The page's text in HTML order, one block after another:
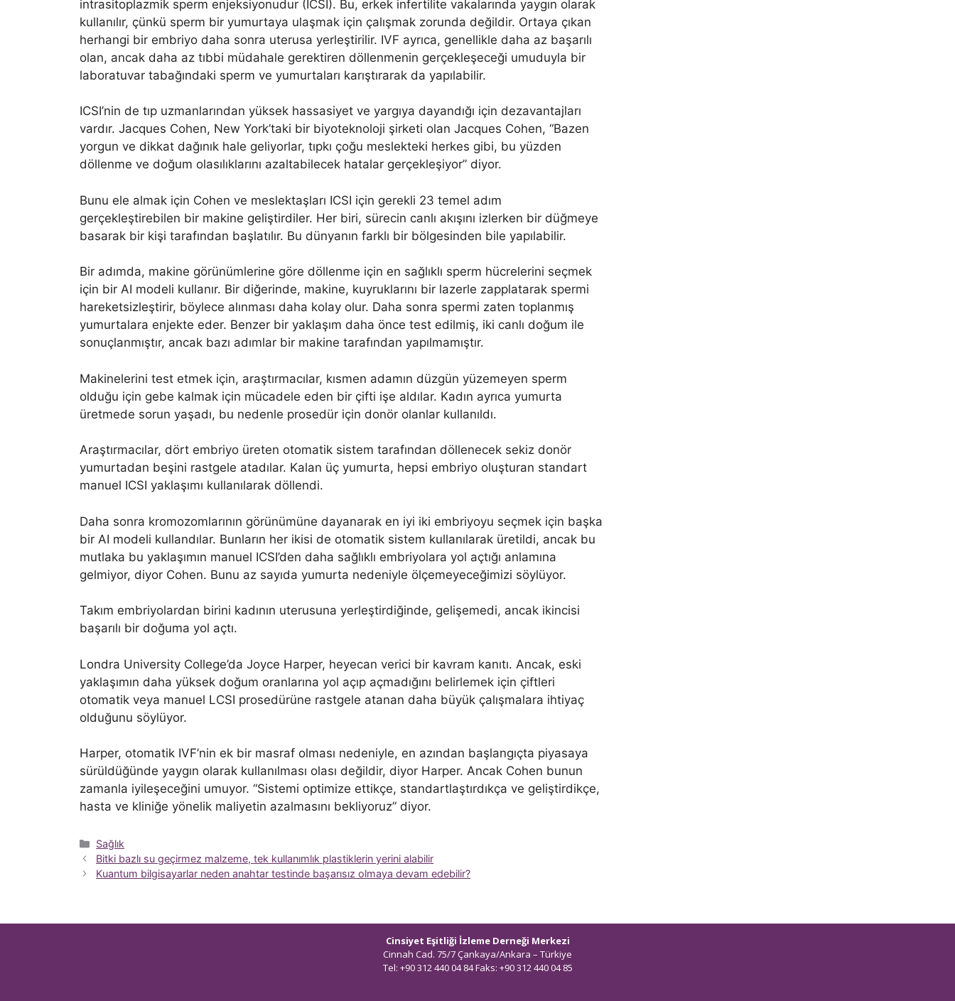
intrasitoplazmik sperm enjeksiyonudur (ICSI). Bu, erkek infertilite vakalarında yaygın olarak
kullanılır, çünkü sperm bir yumurtaya ulaşmak için çalışmak zorunda değildir. Ortaya çıkan
herhangi bir embriyo daha sonra uterusa yerleştirilir. IVF ayrıca, genellikle daha az başarılı
olan, ancak daha az tıbbi müdahale gerektiren döllenmenin gerçekleşeceği umuduyla bir
laboratuvar tabağındaki sperm ve yumurtaları karıştırarak da yapılabilir.
ICSI’nin de tıp uzmanlarından yüksek hassasiyet ve yargıya dayandığı için dezavantajları
vardır. Jacques Cohen, New York’taki bir biyoteknoloji şirketi olan Jacques Cohen, “Bazen
yorgun ve dikkat dağınık hale geliyorlar, tıpkı çoğu meslekteki herkes gibi, bu yüzden
döllenme ve doğum olasılıklarını azaltabilecek hatalar gerçekleşiyor” diyor.
Bunu ele almak için Cohen ve meslektaşları ICSI için gerekli 23 temel adım
gerçekleştirebilen bir makine geliştirdiler. Her biri, sürecin canlı akışını izlerken bir düğmeye
basarak bir kişi tarafından başlatılır. Bu dünyanın farklı bir bölgesinden bile yapılabilir.
Bir adımda, makine görünümlerine göre döllenme için en sağlıklı sperm hücrelerini seçmek
için bir AI modeli kullanır. Bir diğerinde, makine, kuyruklarını bir lazerle zapplatarak spermi
hareketsizleştirir, böylece alınması daha kolay olur. Daha sonra spermi zaten toplanmış
yumurtalara enjekte eder. Benzer bir yaklaşım daha önce test edilmiş, iki canlı doğum ile
sonuçlanmıştır, ancak bazı adımlar bir makine tarafından yapılmamıştır.
Makinelerini test etmek için, araştırmacılar, kısmen adamın düzgün yüzemeyen sperm
olduğu için gebe kalmak için mücadele eden bir çifti işe aldılar. Kadın ayrıca yumurta
üretmede sorun yaşadı, bu nedenle prosedür için donör olanlar kullanıldı.
Araştırmacılar, dört embriyo üreten otomatik sistem tarafından döllenecek sekiz donör
yumurtadan beşini rastgele atadılar. Kalan üç yumurta, hepsi embriyo oluşturan standart
manuel ICSI yaklaşımı kullanılarak döllendi.
Daha sonra kromozomlarının görünümüne dayanarak en iyi iki embriyoyu seçmek için başka
bir AI modeli kullandılar. Bunların her ikisi de otomatik sistem kullanılarak üretildi, ancak bu
mutlaka bu yaklaşımın manuel ICSI’den daha sağlıklı embriyolara yol açtığı anlamına
gelmiyor, diyor Cohen. Bunu az sayıda yumurta nedeniyle ölçemeyeceğimizi söylüyor.
Takım embriyolardan birini kadının uterusuna yerleştirdiğinde, gelişemedi, ancak ikincisi
başarılı bir doğuma yol açtı.
Londra University College’da Joyce Harper, heyecan verici bir kavram kanıtı. Ancak, eski
yaklaşımın daha yüksek doğum oranlarına yol açıp açmadığını belirlemek için çiftleri
otomatik veya manuel LCSI prosedürüne rastgele atanan daha büyük çalışmalara ihtiyaç
olduğunu söylüyor.
Harper, otomatik IVF’nin ek bir masraf olması nedeniyle, en azından başlangıçta piyasaya
sürüldüğünde yaygın olarak kullanılması olası değildir, diyor Harper. Ancak Cohen bunun
zamanla iyileşeceğini umuyor. “Sistemi optimize ettikçe, standartlaştırdıkça ve geliştirdikçe,
hasta ve kliniğe yönelik maliyetin azalmasını bekliyoruz” diyor.
Kategoriler
Sağlık
Bitki bazlı su geçirmez malzeme, tek kullanımlık plastiklerin yerini alabilir
Kuantum bilgisayarlar neden anahtar testinde başarısız olmaya devam edebilir?
Cinsiyet Eşitliği İzleme Derneği Merkezi
Cinnah Cad. 75/7 Çankaya/Ankara – Türkiye
Tel: +90 312 440 04 84 Faks: +90 312 440 04 85